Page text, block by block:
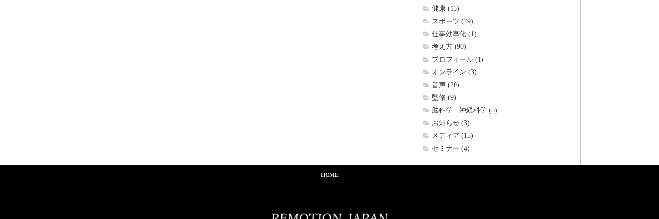
健康 (13)
スポーツ (79)
仕事効率化 (1)
考え方 (90)
プロフィール (1)
オンライン (3)
音声 (20)
監修 (9)
脳科学・神経科学 (5)
お知らせ (3)
メディア (15)
セミナー (4)
HOME